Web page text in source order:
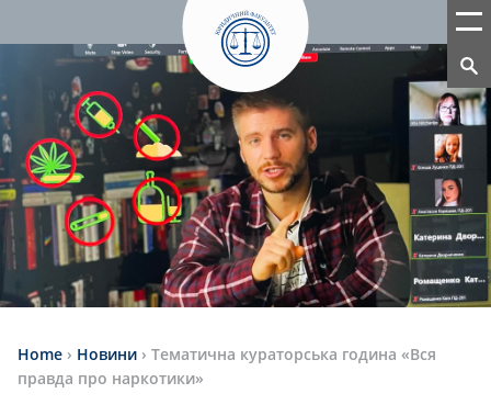
Home › Новини › Тематична кураторська година «Вся
правда про наркотики»